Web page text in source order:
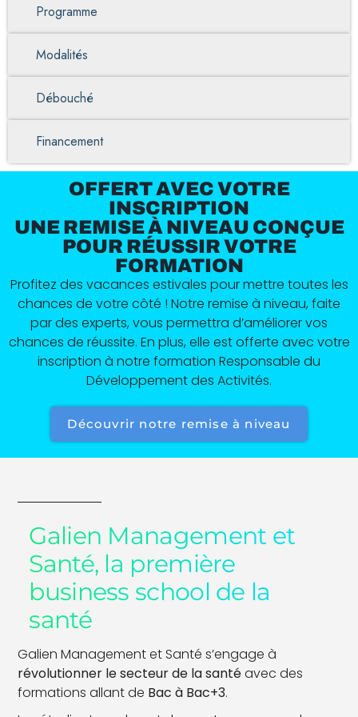
Programme
Modalités
Débouché
Financement
OFFERT AVEC VOTRE
INSCRIPTION
UNE REMISE À NIVEAU CONÇUE
POUR RÉUSSIR VOTRE
FORMATION
Profitez des vacances estivales pour mettre toutes les
chances de votre côté ! Notre remise à niveau, faite
par des experts, vous permettra d’améliorer vos
chances de réussite. En plus, elle est offerte avec votre
inscription à notre formation Responsable du
Développement des Activités.
Découvrir notre remise à niveau
Galien Management et
Santé, la première
business school de la
santé
Galien Management et Santé s’engage à
révolutionner le secteur de la santéavec des
formations allant de Bac à Bac+3.